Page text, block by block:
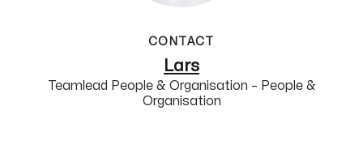
CONTACT
Lars
Teamlead People & Organisation – People &
Organisation